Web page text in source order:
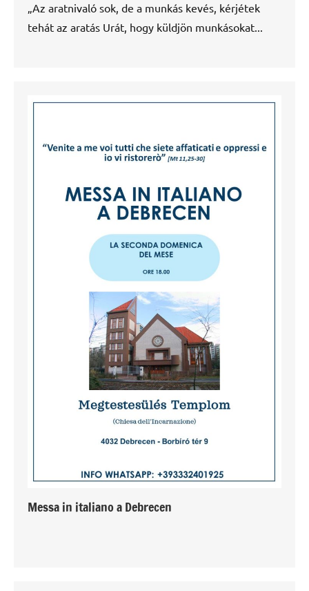
„Az aratnivaló sok, de a munkás kevés, kérjétek
tehát az aratás Urát, hogy küldjön munkásokat...
Messa in italiano a Debrecen